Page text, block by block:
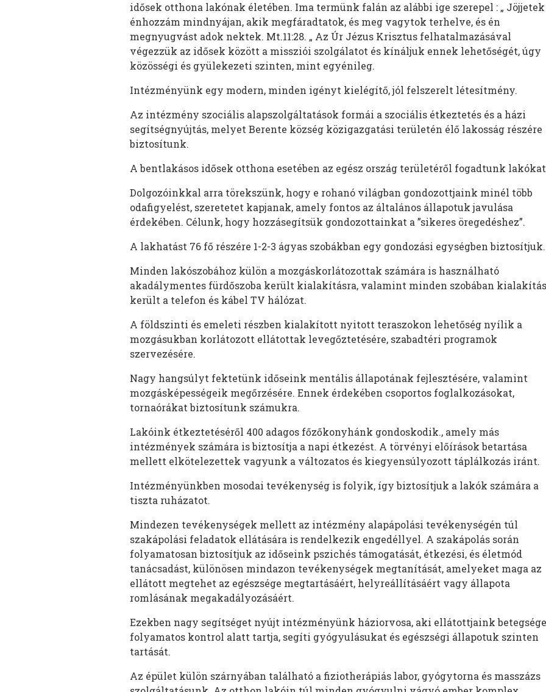
idősek otthona lakónak életében. Ima termünk falán az alábbi ige szerepel : „ Jöjjetek
énhozzám mindnyájan, akik megfáradtatok, és meg vagytok terhelve, és én
megnyugvást adok nektek. Mt.11:28. „ Az Úr Jézus Krisztus felhatalmazásával
végezzük az idősek között a missziói szolgálatot és kínáljuk ennek lehetőségét, úgy
közösségi és gyülekezeti szinten, mint egyénileg.
Intézményünk egy modern, minden igényt kielégítő, jól felszerelt létesítmény.
Az intézmény szociális alapszolgáltatások formái a szociális étkeztetés és a házi
segítségnyújtás, melyet Berente község közigazgatási területén élő lakosság részére
biztosítunk.
A bentlakásos idősek otthona esetében az egész ország területéről fogadtunk
Dolgozóinkkal arra törekszünk, hogy e rohanó világban gondozottjaink minél több
odafigyelést, szeretetet kapjanak, amely fontos az általános állapotuk javulása
érdekében. Célunk, hogy hozzásegítsük gondozottainkat a ”sikeres öregedéshez”.
A lakhatást 76 fő részére 1-2-3 ágyas szobákban egy gondozási egységben biztosítjuk.
Minden lakószobához külön a mozgáskorlátozottak számára is használható
akadálymentes fürdőszoba került kialakításra, valamint minden szobában
került a telefon és kábel TV hálózat.
A földszinti és emeleti részben kialakított nyitott teraszokon lehetőség nyílik a
mozgásukban korlátozott ellátottak levegőztetésére, szabadtéri programok
szervezésére.
Nagy hangsúlyt fektetünk időseink mentális állapotának fejlesztésére, valamint
mozgásképességeik megőrzésére. Ennek érdekében csoportos foglalkozásokat,
tornaórákat biztosítunk számukra.
Lakóink étkeztetéséről 400 adagos főzőkonyhánk gondoskodik., amely más
intézmények számára is biztosítja a napi étkezést. A törvényi előírások betartása
mellett elkötelezettek vagyunk a változatos és kiegyensúlyozott táplálkozás iránt.
Intézményünkben mosodai tevékenység is folyik, így biztosítjuk a lakók számára a
tiszta ruházatot.
Mindezen tevékenységek mellett az intézmény alapápolási tevékenységén túl
szakápolási feladatok ellátására is rendelkezik engedéllyel. A szakápolás során
folyamatosan biztosítjuk az időseink pszichés támogatását, étkezési, és életmód
tanácsadást, különösen mindazon tevékenységek megtanítását, amelyeket maga az
ellátott megtehet az egészsége megtartásáért, helyreállításáért vagy állapota
romlásának megakadályozásáért.
Ezekben nagy segítséget nyújt intézményünk háziorvosa, aki ellátottjaink
folyamatos kontrol alatt tartja, segíti gyógyulásukat és egészségi állapotuk szinten
tartását.
Az épület külön szárnyában található a fiziotherápiás labor, gyógytorna és masszázs